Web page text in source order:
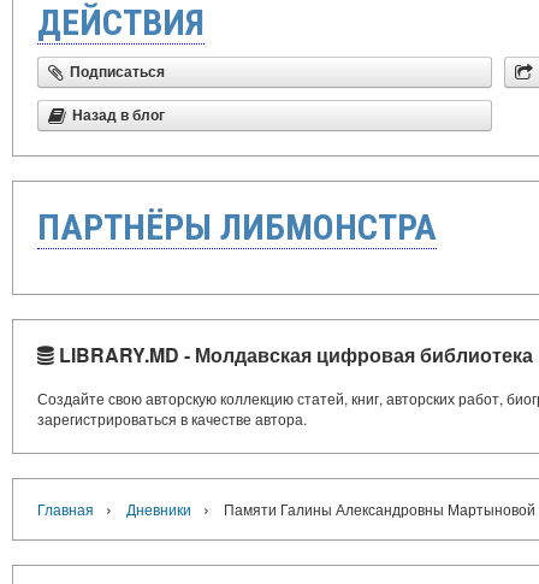
ДЕЙСТВИЯ
Подписаться
Назад в блог
ПАРТНЁРЫ ЛИБМОНСТРА
LIBRARY.MD - Молдавская цифровая библиотека
Создайте свою авторскую коллекцию статей, книг, авторских работ,
зарегистрироваться в качестве автора.
Главная › Дневники › Памяти Галины Александровны Мартыновой